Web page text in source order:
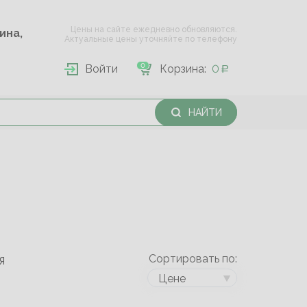
Цены на сайте ежедневно обновляются.
Актуальные цены уточняйте по телефону
Войти Корзина: 0
0
НАЙТИ
Я
Сортировать по:
Цене